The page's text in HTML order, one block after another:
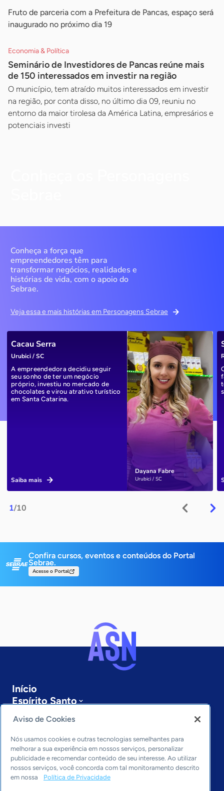
Fruto de parceria com a Prefeitura de Pancas, espaço será
inaugurado no próximo dia 19
Economia & Política
Seminário de Investidores de Pancas reúne mais
de 150 interessados em investir na região
O município, tem atraído muitos interessados em investir
na região, por conta disso, no último dia 09, reuniu no
entorno da maior tirolesa da América Latina, empresários e
potenciais investi
Conheça a força que
empreendedores têm para
transformar negócios, realidades e
histórias de vida, com o apoio do
Sebrae.
Veja essa e mais histórias em Personagens Sebrae
1/10
Dayana Fabre
Urubici / SC
Cacau Serra
Urubici / SC
A empreendedora decidiu seguir
seu sonho de ter um negócio
próprio, investiu no mercado de
chocolates e virou atrativo turístico
em Santa Catarina.
Saiba mais
Confira cursos, eventos e conteúdos do Portal
Sebrae.
Acesse o Portal
Início
Espírito Santo
Sobre a ASN
Últimas notícias
Entre em contato
Editorias
Economia & Política
Inovação & Tecnologia
Aviso de Cookies
Nós usamos cookies e outras tecnologias semelhantes para
melhorar a sua experiência em nossos serviços, personalizar
publicidade e recomendar conteúdo de seu interesse. Ao utilizar
nossos serviços, você concorda com tal monitoramento descrito
em nossa
Política de Privacidade